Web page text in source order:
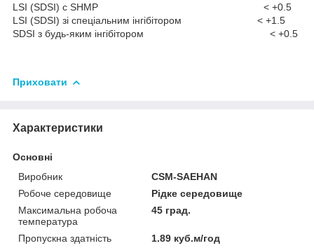
LSI (SDSI) с SHMP < +0.5
LSI (SDSI) зі спеціальним інгібітором < +1.5
SDSI з будь-яким інгібітором < +0.5
Приховати
Характеристики
Основні
Виробник
CSM-SAEHAN
Робоче середовище
Рідке середовище
Максимальна робоча
температура
45 град.
Пропускна здатність
1.89 куб.м/год